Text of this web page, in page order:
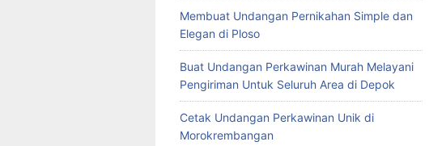
Membuat Undangan Pernikahan Simple dan
Elegan di Ploso
Buat Undangan Perkawinan Murah Melayani
Pengiriman Untuk Seluruh Area di Depok
Cetak Undangan Perkawinan Unik di
Morokrembangan